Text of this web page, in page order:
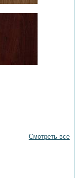
Смотреть все